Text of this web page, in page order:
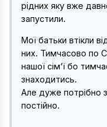
рідних яку вже
запустили.
Мої батьки втікли
них. Тимчасово по
нашої сім‘ї бо
знаходитись.
Але дуже потрібно
постійно.